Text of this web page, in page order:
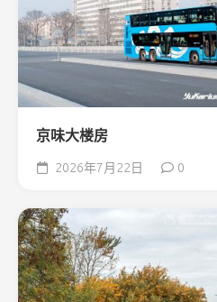
京味大楼房
2026年7月22日 0